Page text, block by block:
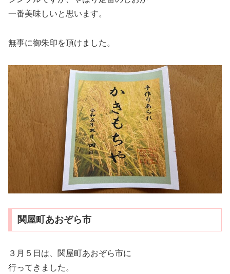
一番美味しいと思います。
無事に御朱印を頂けました。
関屋町あおぞら市
３月５日は、関屋町あおぞら市に
行ってきました。